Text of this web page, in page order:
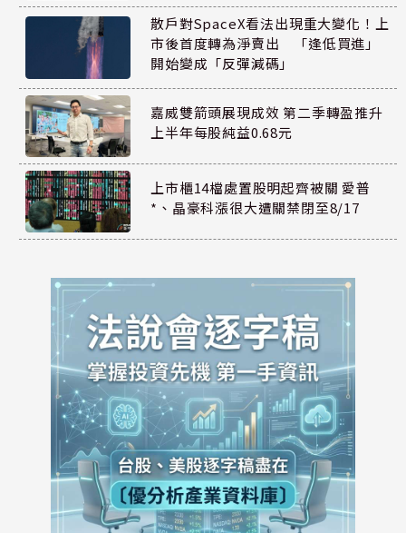
散戶對SpaceX看法出現重大變化！上
市後首度轉為淨賣出 「逢低買進」
開始變成「反彈減碼」
嘉威雙箭頭展現成效 第二季轉盈推升
上半年每股純益0.68元
上市櫃14檔處置股明起齊被關 愛普
*、晶豪科漲很大遭關禁閉至8/17